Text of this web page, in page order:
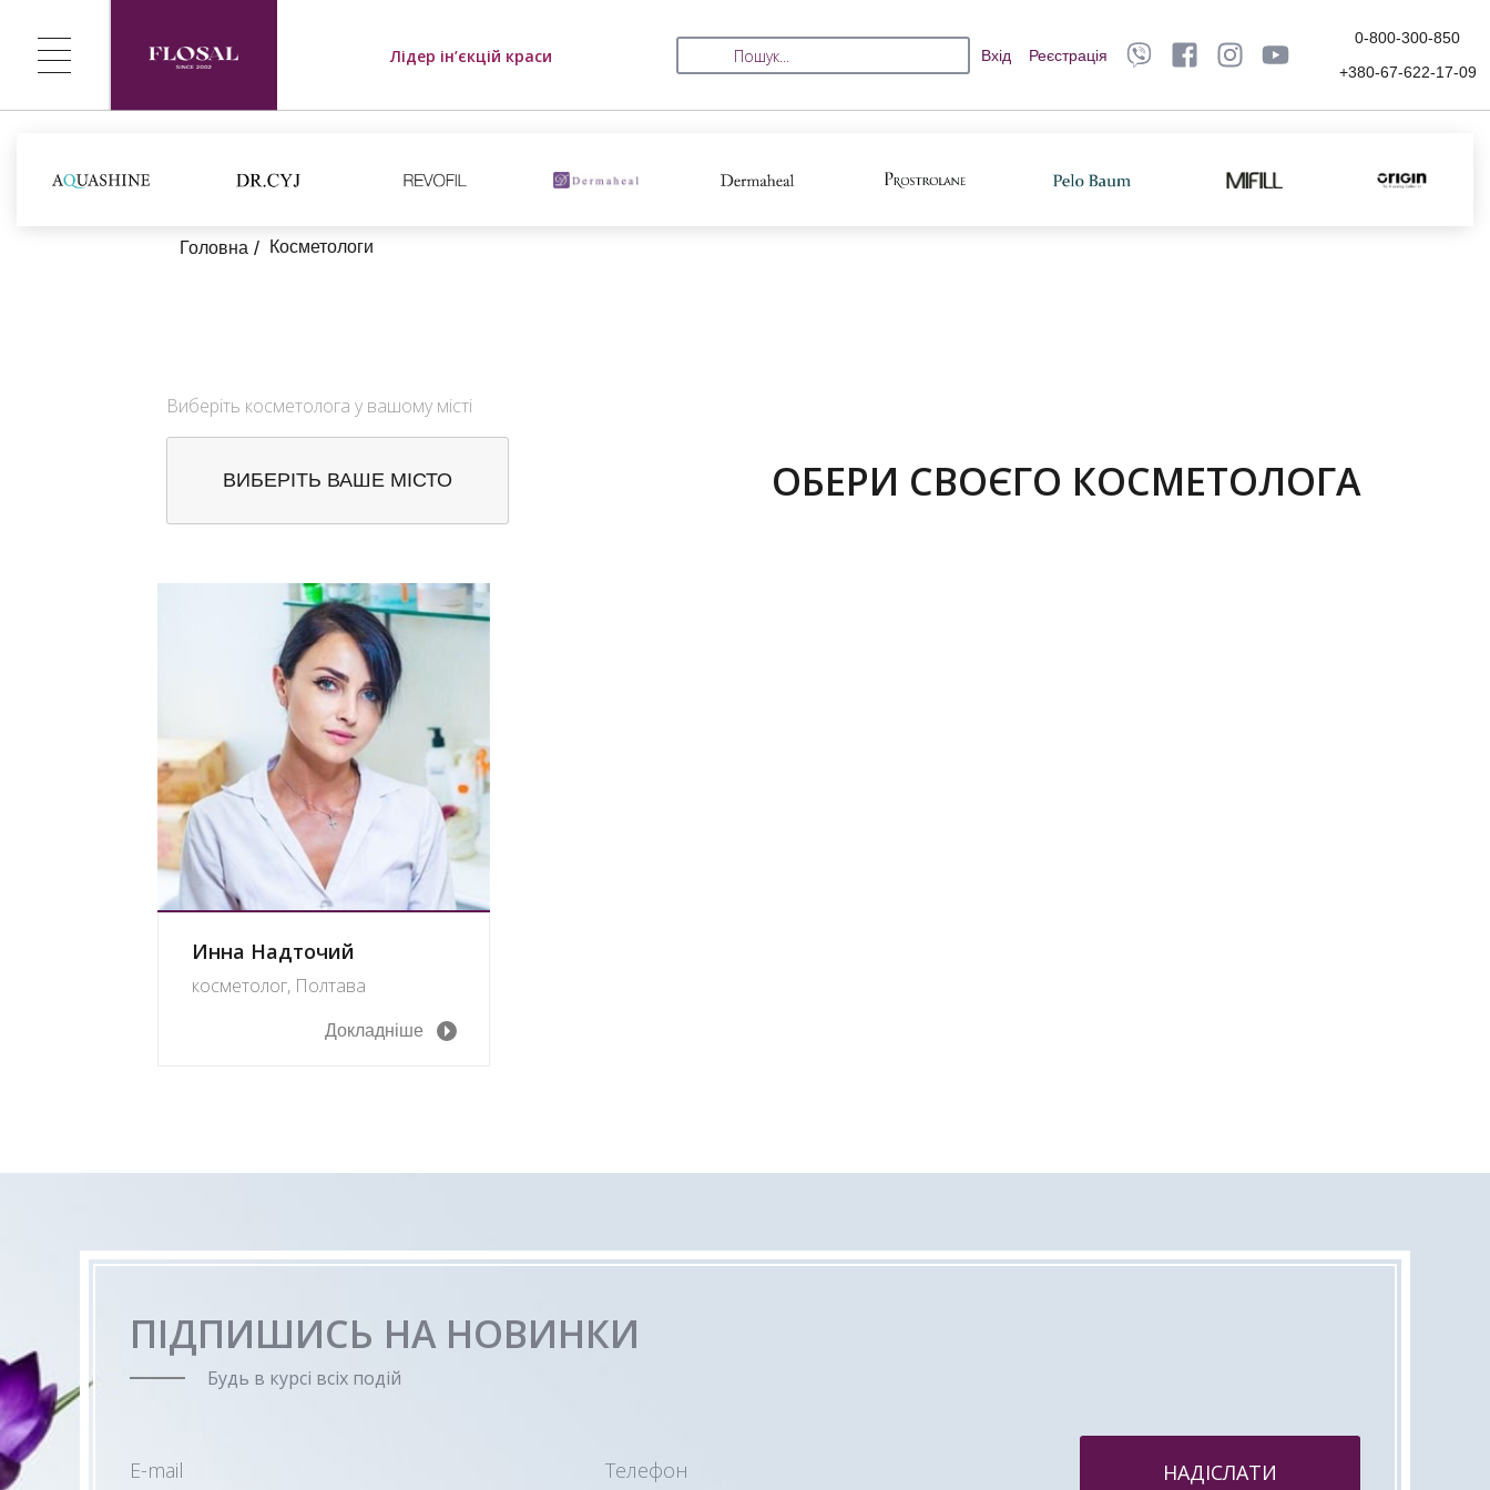
Лідер ін’єкцій краси Вхід Реєстрація
0-800-300-850
+380-67-622-17-09
Головна Косметологи
Виберіть косметолога у вашому місті
ВИБЕРІТЬ ВАШЕ МІСТО ОБЕРИ СВОЄГО КОСМЕТОЛОГА
Инна Надточий
косметолог, Полтава
Докладніше
ПІДПИШИСЬ НА НОВИНКИ
Будь в курсі всіх подій
E-mail Телефон НАДІСЛАТИ